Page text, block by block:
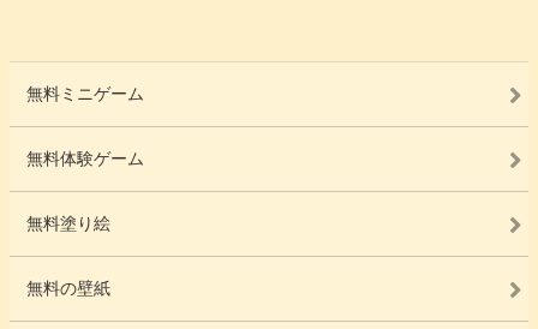
無料ミニゲーム
無料体験ゲーム
無料塗り絵
無料の壁紙